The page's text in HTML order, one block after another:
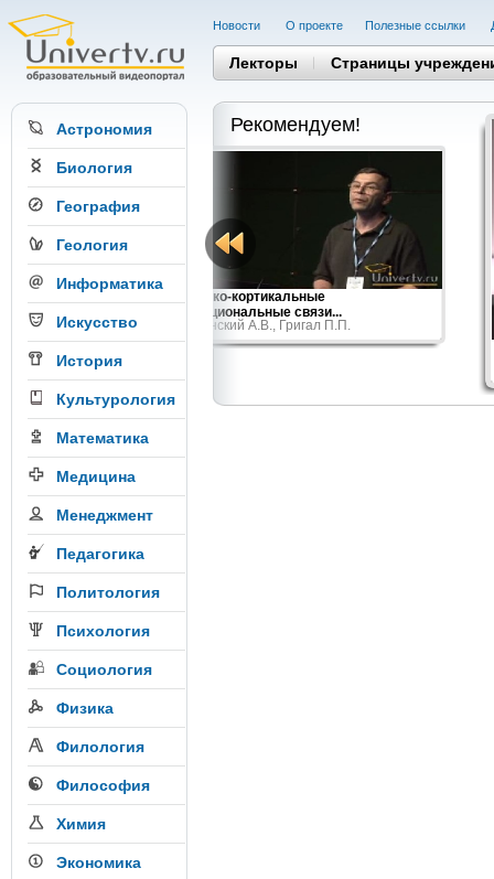
Астрономия
Биология
География
Геология
Информатика
Искусство
История
Культурология
Математика
Медицина
Менеджмент
Педагогика
Политология
Психология
Социология
Физика
Филология
Философия
Химия
Экономика
Новости О проекте Полезные cсылки
Лекторы Страницы
Рекомендуем!
Юнгом
Кортико-кортикальные
функциональные связи...
Курганский А.В., Григал П.П.